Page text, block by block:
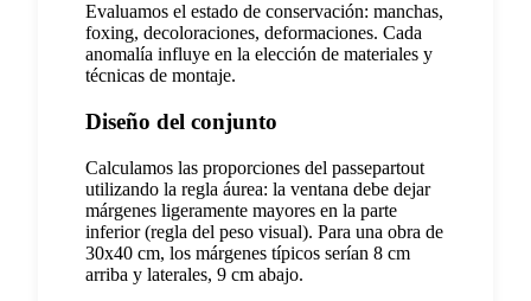
Evaluamos el estado de conservación: manchas,
foxing, decoloraciones, deformaciones. Cada
anomalía influye en la elección de materiales y
técnicas de montaje.
Diseño del conjunto
Calculamos las proporciones del passepartout
utilizando la regla áurea: la ventana debe dejar
márgenes ligeramente mayores en la parte
inferior (regla del peso visual). Para una obra de
30x40 cm, los márgenes típicos serían 8 cm
arriba y laterales, 9 cm abajo.